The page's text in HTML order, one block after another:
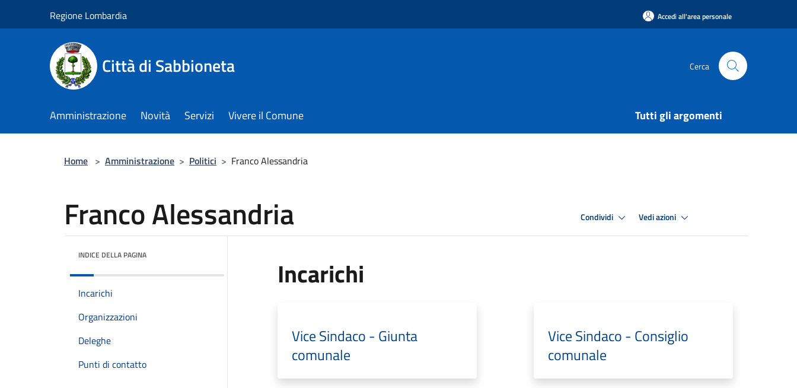
Regione Lombardia Accedi all'area personale
Città di Sabbioneta Cerca
Amministrazione Novità Servizi Vivere il Comune Tutti gli argomenti
Home > Amministrazione > Politici > Franco Alessandria
Franco Alessandria Condividi Vedi azioni
INDICE DELLA PAGINA
Incarichi
Organizzazioni
Deleghe
Punti di contatto
Incarichi
Vice Sindaco - Giunta
comunale
Vice Sindaco - Consiglio
comunale